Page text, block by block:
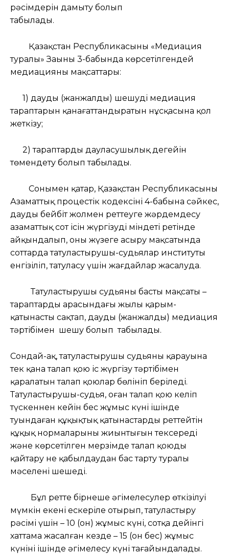
рәсімдерін дамыту болып
табылады.
Қазақстан Республикасының «Медиация
туралы» Заңының 3-бабында көрсетілгендей
медиацияның мақсаттары:
1) дауды (жанжалды) шешудің медиация
тараптарын қанағаттандыратын нұсқасына қол
жеткізу;
2) тараптардың дауласушылық деңгейін
төмендету болып табылады.
Сонымен қатар, Қазақстан Республикасының
Азаматтық процестік кодексінің 4-бабына сәйкес,
дауды бейбіт жолмен реттеуге жәрдемдесу
азаматтық сот ісін жүргізудің міндеті ретінде
айқындалып, оны жүзеге асыру мақсатында
соттарда татуластырушы-судьялар институты
енгізіліп, татуласу үшін жағдайлар жасалуда.
Татуластырушы судьяның басты мақсаты –
тараптардың арасындағы жылы қарым-
қатынасты сақтап, дауды (жанжалды) медиация
тәртібімен шешу болып табылады.
Сондай-ақ, татуластырушы судьяның қарауына
тек қана талап қою іс жүргізу тәртібімен
қаралатын талап қоюлар бөлініп беріледі.
Татуластырушы-судья, оған талап қою келіп
түскеннен кейін бес жұмыс күні ішінде
туындаған құқықтық қатынастарды реттейтін
құқық нормаларының жиынтығын тексереді
және көрсетілген мерзімде талап қоюды
қайтару не қабылдаудан бас тарту туралы
мәселені шешеді.
Бұл ретте бірнеше әңгімелесулер өткізілуі
мүмкін екені ескеріле отырып, татуластыру
рәсімі үшін – 10 (он) жұмыс күні, сотқа дейінгі
хаттама жасалған кезде – 15 (он бес) жұмыс
күнінің ішінде әңгімелесу күні тағайындалады.